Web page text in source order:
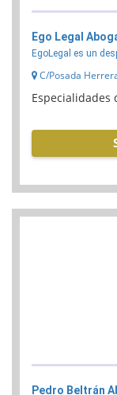
Ego Legal
EgoLegal es un
C/Posada
Especialidades
Pedro Beltrán